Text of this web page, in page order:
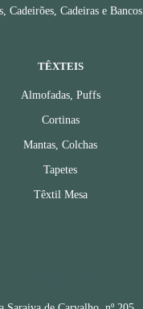
Cadeirões, Cadeiras e Bancos
TÊXTEIS
Almofadas, Puffs
Cortinas
Mantas, Colchas
Tapetes
Têxtil Mesa